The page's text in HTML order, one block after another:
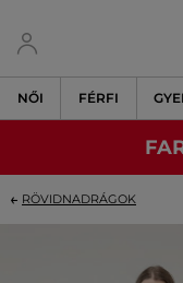
NŐI FÉRFI
RÖVIDNADRÁGOK